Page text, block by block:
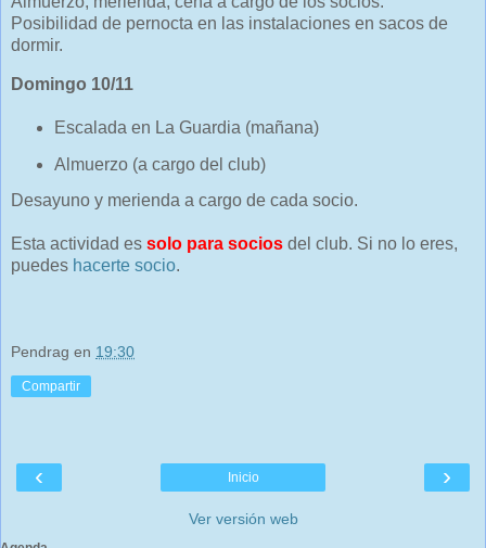
Posibilidad de pernocta en las instalaciones en sacos de
dormir.
Domingo 10/11
Escalada en La Guardia (mañana)
Almuerzo (a cargo del club)
Desayuno y merienda a cargo de cada socio.
Esta actividad es solo para socios del club. Si no lo eres,
puedes hacerte socio.
Pendrag en 19:30
Compartir
‹ ›
Inicio
Ver versión web